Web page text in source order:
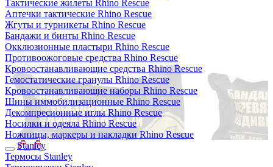
Тактические жилеты Rhino Rescue
Аптечки тактические Rhino Rescue
Жгуты и турникеты Rhino Rescue
Бандажи и бинты Rhino Rescue
Окклюзионные пластыри Rhino Rescue
Противоожоговые средства Rhino Rescue
Кровоостанавливающие средства Rhino Rescue
Гемостатические гранулы Rhino Rescue
Кровоостанавливающие наборы Rhino Rescue
Шины иммобилизационные Rhino Rescue
Декомпресионные иглы Rhino Rescue
Носилки и одеяла Rhino Rescue
Ножницы, маркеры и накладки Rhino Rescue
Stanley
Термосы Stanley